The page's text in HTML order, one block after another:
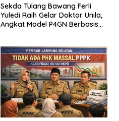
Sekda Tulang Bawang Ferli
Yuledi Raih Gelar Doktor Unila,
Angkat Model P4GN Berbasis